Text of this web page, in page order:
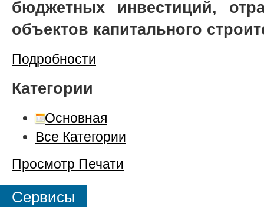
бюджетных инвестиций,
объектов капитального
Подробности
Категории
Основная
Все Категории
Просмотр Печати
Сервисы